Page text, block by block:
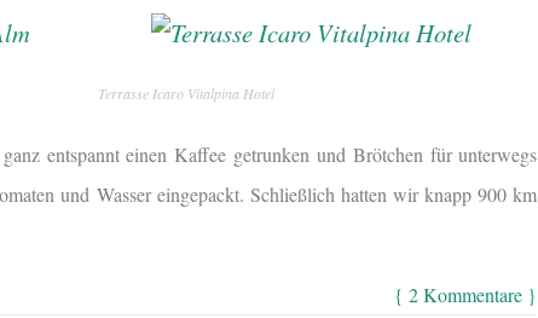
Terrasse Icaro Vitalpina Hotel
entspannt einen Kaffee getrunken und Brötchen für unterwegs
und Wasser eingepackt. Schließlich hatten wir knapp 900 km
{ 2 Kommentare }